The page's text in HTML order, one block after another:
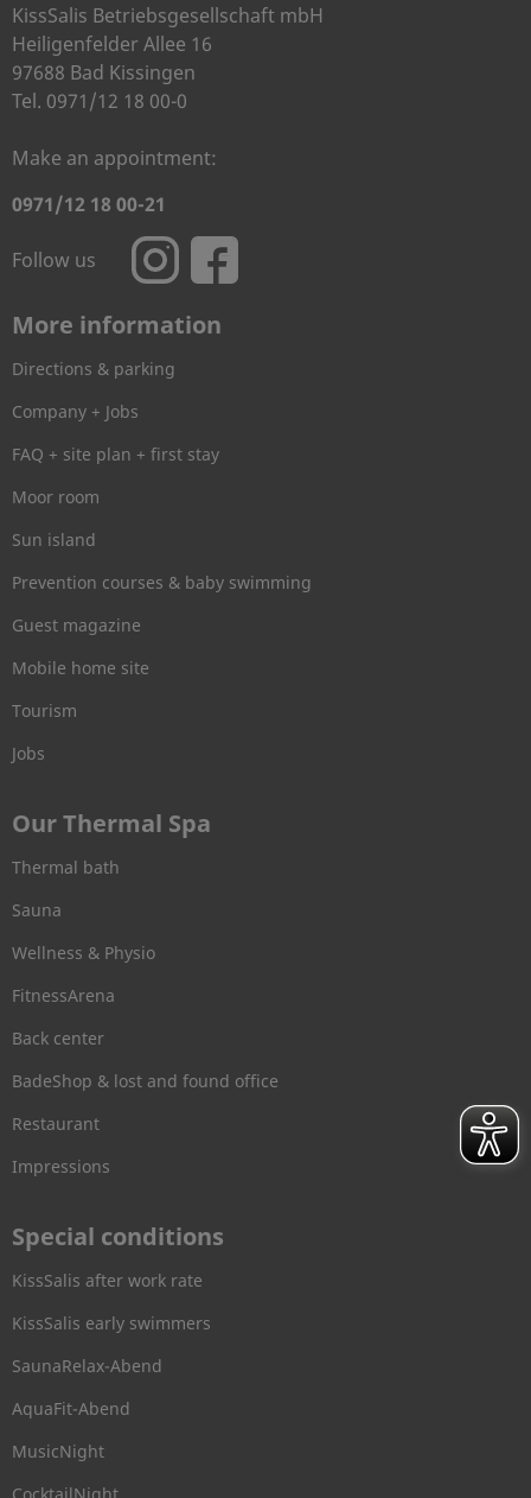
KissSalis Betriebsgesellschaft mbH
Heiligenfelder Allee 16
97688 Bad Kissingen
Tel. 0971/12 18 00-0
Make an appointment:
0971/12 18 00-21
Follow us
More information
Directions & parking
Company + Jobs
FAQ + site plan + first stay
Moor room
Sun island
Prevention courses & baby swimming
Guest magazine
Mobile home site
Tourism
Jobs
Our Thermal Spa
Thermal bath
Sauna
Wellness & Physio
FitnessArena
Back center
BadeShop & lost and found office
Restaurant
Impressions
Special conditions
KissSalis after work rate
KissSalis early swimmers
SaunaRelax-Abend
AquaFit-Abend
MusicNight
CocktailNight